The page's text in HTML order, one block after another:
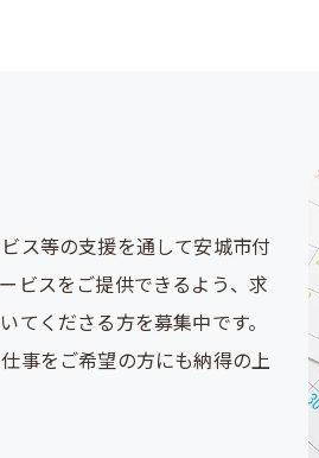
ス等の支援を通して安城市付
ビスをご提供できるよう、求
てくださる方を募集中です。
事をご希望の方にも納得の上